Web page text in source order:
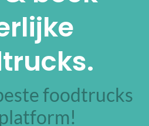
foodtrucks